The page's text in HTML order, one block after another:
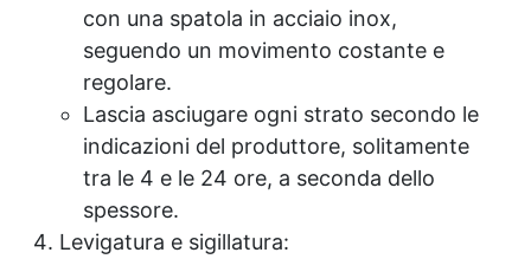
con una spatola in acciaio inox,
seguendo un movimento costante e
regolare.
Lascia asciugare ogni strato secondo le
indicazioni del produttore, solitamente
tra le 4 e le 24 ore, a seconda dello
spessore.
Levigatura e sigillatura: